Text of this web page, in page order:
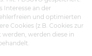
Interesse an der
und optimierten
Cookies (z.B. Cookies zur
werden diese in